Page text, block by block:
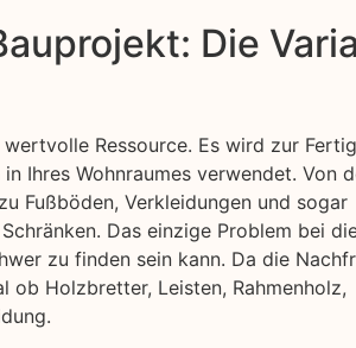
Die
Ressource. Es wird zur
Ihres Wohnraumes verwendet. Von
Fußböden, Verkleidungen und sogar
Das einzige Problem bei
zu finden sein kann. Da die
ob Holzbretter, Leisten, Rahmenholz,